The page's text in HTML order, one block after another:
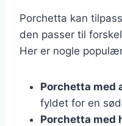
Porchetta kan
den passer til
Her er nogle
Porchetta med
fyldet for en
Porchetta med